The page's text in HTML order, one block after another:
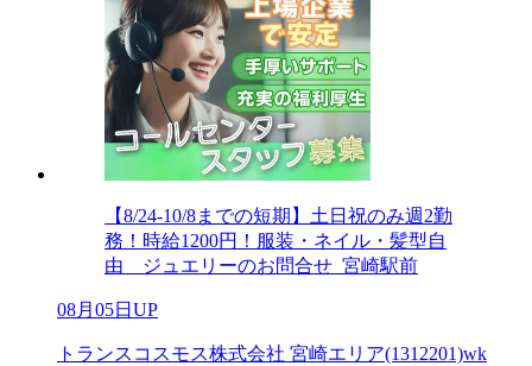
【8/24-10/8までの短期】土日祝のみ週2勤
務！時給1200円！服装・ネイル・髪型自
由 ジュエリーのお問合せ_宮崎駅前
08月05日UP
トランスコスモス株式会社 宮崎エリア(1312201)wk